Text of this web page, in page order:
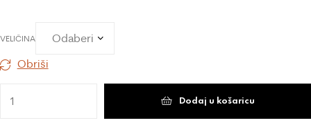
VELIČINA
Obriši
Dodaj u košaricu